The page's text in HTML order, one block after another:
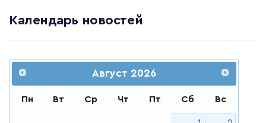
Календарь новостей
Август 2026
Пн Вт Ср Чт Пт Сб Вс